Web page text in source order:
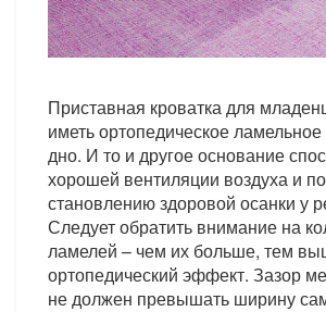
Приставная кроватка для
иметь ортопедическое
дно. И то и другое основание
хорошей вентиляции воздуха и
становлению здоровой осанки у
Следует обратить внимание на
ламелей – чем их больше, тем
ортопедический эффект. Зазор
не должен превышать ширину